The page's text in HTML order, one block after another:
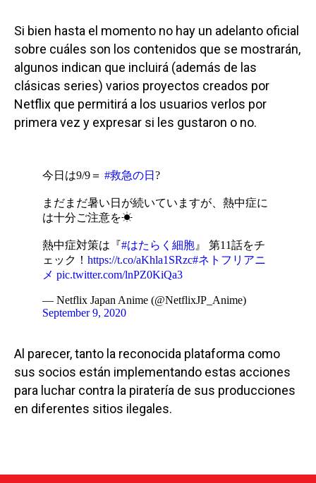
Si bien hasta el momento no hay un adelanto oficial
sobre cuáles son los contenidos que se mostrarán,
algunos indican que incluirá (además de las
clásicas series) varios proyectos creados por
Netflix que permitirá a los usuarios verlos por
primera vez y expresar si les gustaron o no.
今日は9/9＝ #救急の日 ?
まだまだ暑い日が続いていますが、熱中症に
は十分ご注意を☀
熱中症対策は『#はたらく細胞 』 第11話をチ
ェック！ https://t.co/aKhla1SRzc#ネトフリアニ
メ pic.twitter.com/lnPZ0KiQa3
— Netflix Japan Anime (@NetflixJP_Anime)
September 9, 2020
Al parecer, tanto la reconocida plataforma como
sus socios están implementando estas acciones
para luchar contra la piratería de sus producciones
en diferentes sitios ilegales.